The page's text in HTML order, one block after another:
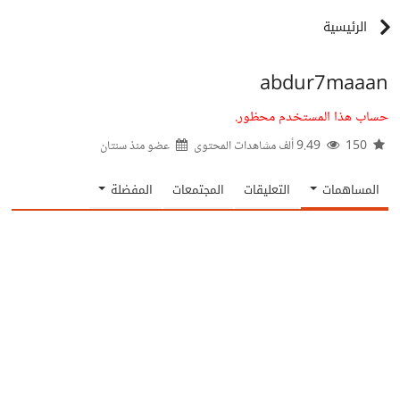
الرئيسية
abdur7maaan
حساب هذا المستخدم محظور.
عضو منذسنتان
المساهمات التعليقات المجتمعات المفضلة